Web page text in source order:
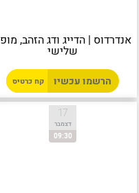
אנדרדוס | הדייג ודג הזהב,
שלישי
הרשמו עכשיו קח כרטיס
17
דצמבר
09:30